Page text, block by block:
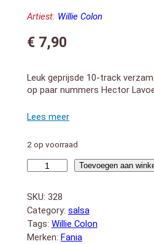
Artiest: Willie Colon
€7,90
Leuk geprijsde 10-track
op paar nummers Hector
1. Che Che Cole
3. Borinquen
4. El Dia De Suerte
5. Corazon Guerrero
6. Amor Verdadero
8. Casanova
9. Oh Que Sera
10. Nunca Se Acaba
2 op voorraad
de
la
Fania
aantal
Toevoegen aan
SKU: 328
Category: salsa
Tags: Willie Colon
Merken: Fania